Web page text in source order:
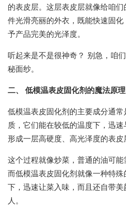
的表皮层。这层表皮层就像给咱
件光滑亮丽的外衣，既能快速固
予产品完美的光泽度。
听起来是不是很神奇？ 别急，咱
秘面纱。
二、 低模温表皮固化剂的魔法原理
低模温表皮固化剂的主要成分通
质，它们能在较低的温度下，迅速
形成一层高硬度、高光泽度的表皮
这个过程就像炒菜，普通的油可能
而低模温表皮固化剂就像一种特
下，迅速让菜入味，而且还自带
人。